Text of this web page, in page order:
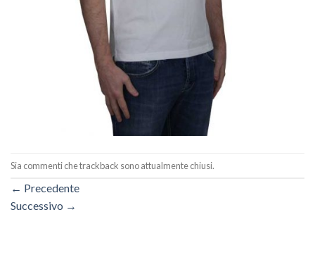
Sia commenti che trackback sono attualmente chiusi.
← Precedente
Successivo →